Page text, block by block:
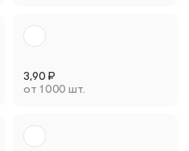
3,90 ₽
от 1 000 шт.